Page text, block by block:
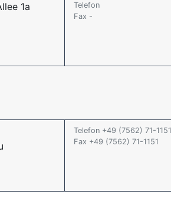
1a
Telefon
Fax -
Telefon +49 (7562) 71-1151
Fax +49 (7562) 71-1151